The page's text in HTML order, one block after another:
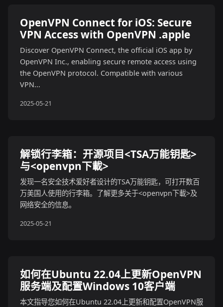
OpenVPN Connect for iOS: Secure
VPN Access with OpenVPN .apple
Discover OpenVPN Connect, the official iOS app by
OpenVPN Inc., enabling secure remote access using
the OpenVPN protocol. Compatible with various
VPN...
2025-05-21
解锁行李箱：开源项目<TSA万能钥匙>
与<openvpn下載>
发现一名安全技术爱好者设计的TSA万能钥匙，可打开数百
万美国人使用的行李箱。了解更多关于<openvpn下載>及
网络安全的信息。
2025-05-21
如何在Ubuntu 22.04上更新OpenVPN
服务端及配置Windows 10客户端
本文指导您如何在Ubuntu 22.04上更新和配置OpenVPN服